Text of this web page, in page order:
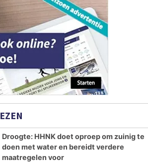
Droogte: HHNK doet oproep om zuinig te
doen met water en bereidt verdere
maatregelen voor